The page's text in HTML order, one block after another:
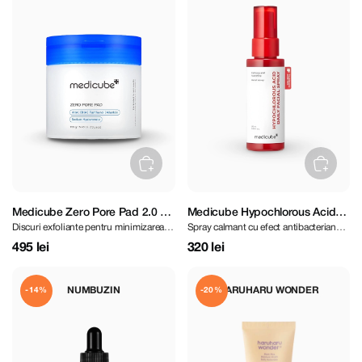
Medicube Zero Pore Pad 2.0 70
pcs
Discuri exfoliante pentru minimizarea
porilor
495 lei
Medicube Hypochlorous Acid
Daily Facial Spray 50ml
Spray calmant cu efect antibacterian
pentru ten problematic
320 lei
NUMBUZIN
-14% HARUHARU WONDER
-20%